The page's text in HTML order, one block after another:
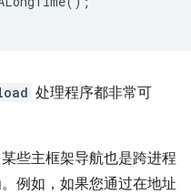
处理程序都非常可
些主框架导航也是跨进程
例如，如果您通过在地址